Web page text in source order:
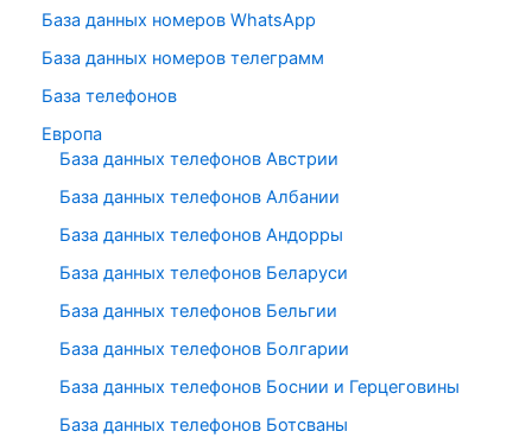
База данных номеров WhatsApp
База данных номеров телеграмм
База телефонов
Европа
База данных телефонов Австрии
База данных телефонов Албании
База данных телефонов Андорры
База данных телефонов Беларуси
База данных телефонов Бельгии
База данных телефонов Болгарии
База данных телефонов Боснии и Герцеговины
База данных телефонов Ботсваны